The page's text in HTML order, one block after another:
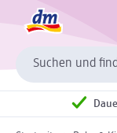
Suchen und